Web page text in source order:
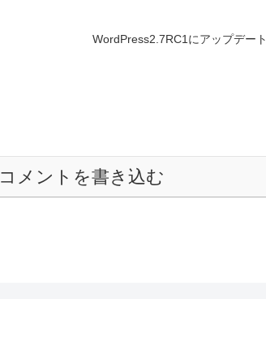
WordPress2.7RC1にアップデート
コメントを書き込む